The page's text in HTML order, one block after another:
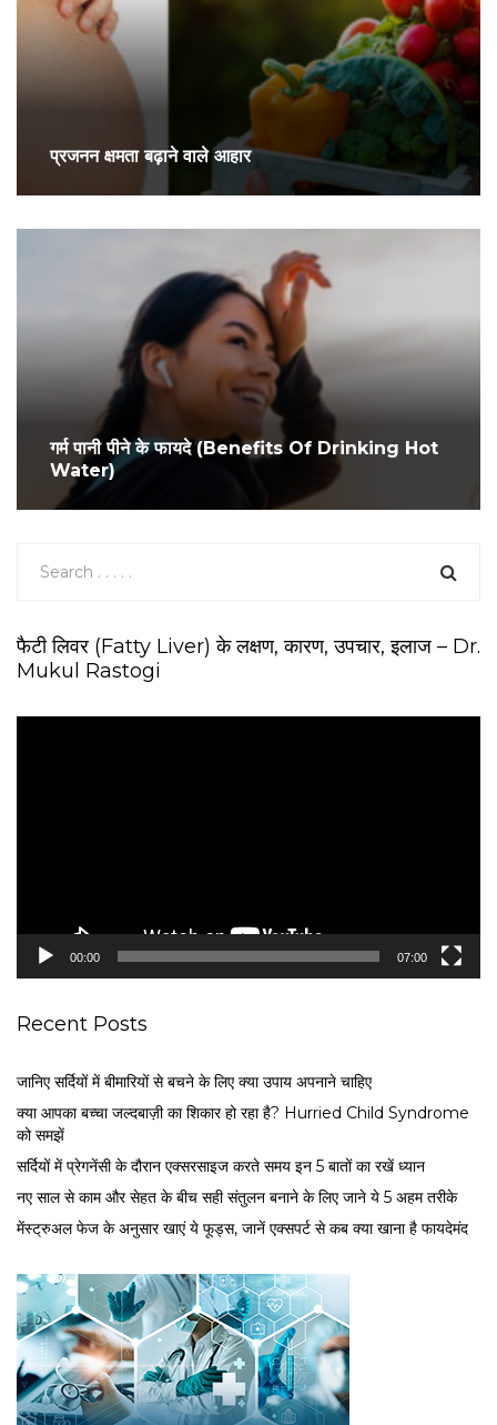
प्रजनन क्षमता बढ़ाने वाले आहार
गर्म पानी पीने के फायदे (Benefits Of Drinking Hot
Water)
फैटी लिवर (Fatty Liver) के लक्षण, कारण, उपचार, इलाज – Dr.
Mukul Rastogi
00:00 07:00
Recent Posts
जानिए सर्दियों में बीमारियों से बचने के लिए क्या उपाय अपनाने चाहिए
क्या आपका बच्चा जल्दबाज़ी का शिकार हो रहा है? Hurried Child Syndrome
को समझें
सर्द‍ियों में प्रेगनेंसी के दौरान एक्सरसाइज करते समय इन 5 बातों का रखें ध्यान
नए साल से काम और सेहत के बीच सही संतुलन बनाने के लिए जाने ये 5 अहम तरीके
मेंस्ट्रुअल फेज के अनुसार खाएं ये फूड्स, जानें एक्सपर्ट से कब क्या खाना है फायदेमंद